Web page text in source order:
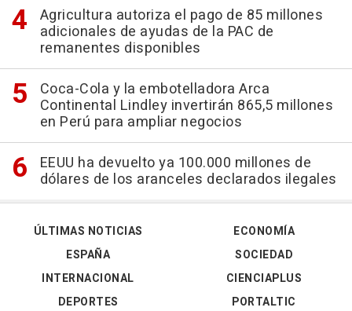
Agricultura autoriza el pago de 85 millones
adicionales de ayudas de la PAC de
remanentes disponibles
Coca-Cola y la embotelladora Arca
Continental Lindley invertirán 865,5 millones
en Perú para ampliar negocios
EEUU ha devuelto ya 100.000 millones de
dólares de los aranceles declarados ilegales
ÚLTIMAS NOTICIAS
ESPAÑA
INTERNACIONAL
DEPORTES
ECONOMÍA
SOCIEDAD
CIENCIAPLUS
PORTALTIC